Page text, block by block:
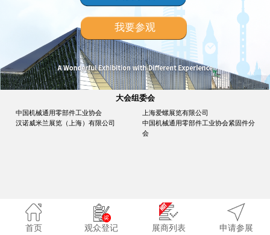
我要参观
大会组委会
中国机械通用零部件工业协会
上海爱螺展览有限公司
汉诺威米兰展览（上海）有限公司
中国机械通用零部件工业协会紧固件分
会
首页 观众登记 展商列表 申请参展